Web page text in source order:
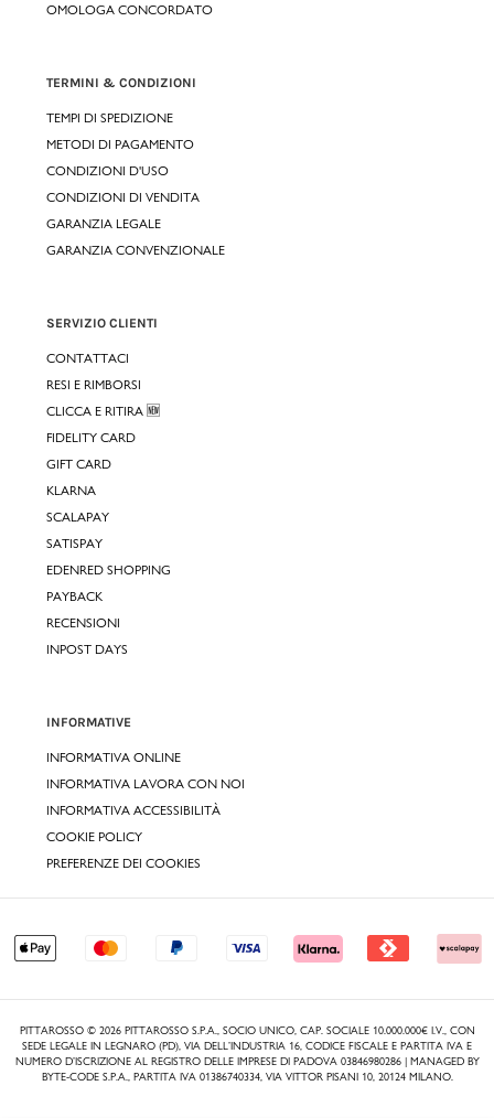
OMOLOGA CONCORDATO
TERMINI & CONDIZIONI
TEMPI DI SPEDIZIONE
METODI DI PAGAMENTO
CONDIZIONI D'USO
CONDIZIONI DI VENDITA
GARANZIA LEGALE
GARANZIA CONVENZIONALE
SERVIZIO CLIENTI
CONTATTACI
RESI E RIMBORSI
CLICCA E RITIRA 🆕
FIDELITY CARD
GIFT CARD
KLARNA
SCALAPAY
SATISPAY
EDENRED SHOPPING
PAYBACK
RECENSIONI
INPOST DAYS
INFORMATIVE
INFORMATIVA ONLINE
INFORMATIVA LAVORA CON NOI
INFORMATIVA ACCESSIBILITÀ
COOKIE POLICY
PREFERENZE DEI COOKIES
PITTAROSSO © 2026 PITTAROSSO S.P.A., SOCIO UNICO, CAP. SOCIALE 10.000.000€ I.V., CON
SEDE LEGALE IN LEGNARO (PD), VIA DELL’INDUSTRIA 16, CODICE FISCALE E PARTITA IVA E
NUMERO D’ISCRIZIONE AL REGISTRO DELLE IMPRESE DI PADOVA 03846980286 | MANAGED BY
BYTE-CODE S.P.A., PARTITA IVA 01386740334, VIA VITTOR PISANI 10, 20124 MILANO.